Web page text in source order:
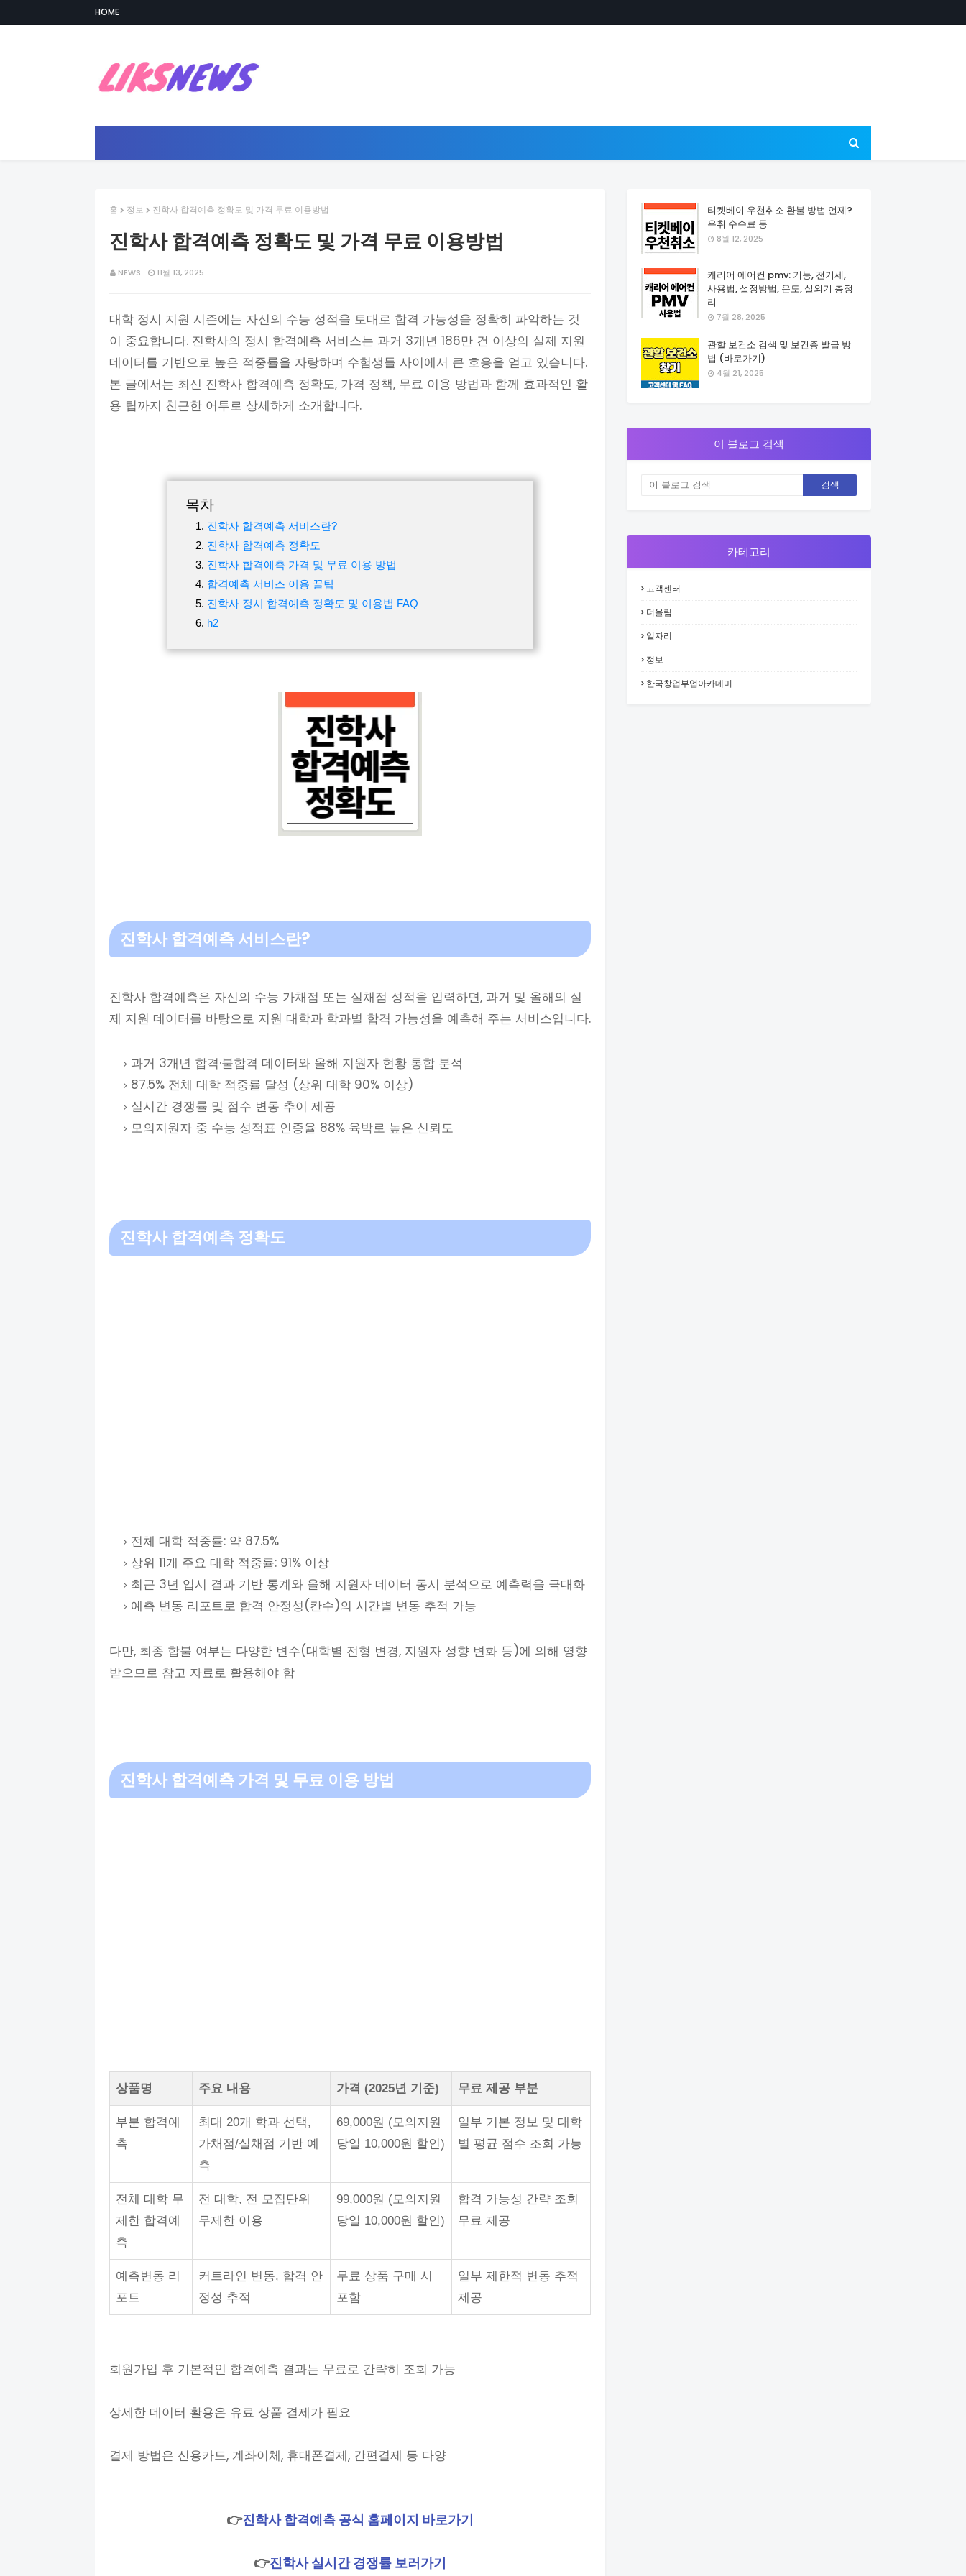
HOME
홈 정보 진학사 합격예측 정확도 및 가격 무료 이용방법
진학사 합격예측 정확도 및 가격 무료 이용방법
NEWS 11월 13, 2025
대학 정시 지원 시즌에는 자신의 수능 성적을 토대로 합격 가능성을 정확히 파악하는 것
이 중요합니다. 진학사의 정시 합격예측 서비스는 과거 3개년 186만 건 이상의 실제 지원
데이터를 기반으로 높은 적중률을 자랑하며 수험생들 사이에서 큰 호응을 얻고 있습니다.
본 글에서는 최신 진학사 합격예측 정확도, 가격 정책, 무료 이용 방법과 함께 효과적인 활
용 팁까지 친근한 어투로 상세하게 소개합니다.
목차
진학사 합격예측 서비스란?
진학사 합격예측 정확도
진학사 합격예측 가격 및 무료 이용 방법
합격예측 서비스 이용 꿀팁
진학사 정시 합격예측 정확도 및 이용법 FAQ
h2
진학사 합격예측 서비스란?
진학사 합격예측은 자신의 수능 가채점 또는 실채점 성적을 입력하면, 과거 및 올해의 실
제 지원 데이터를 바탕으로 지원 대학과 학과별 합격 가능성을 예측해 주는 서비스입니다.
과거 3개년 합격·불합격 데이터와 올해 지원자 현황 통합 분석
87.5% 전체 대학 적중률 달성 (상위 대학 90% 이상)
실시간 경쟁률 및 점수 변동 추이 제공
모의지원자 중 수능 성적표 인증율 88% 육박로 높은 신뢰도
진학사 합격예측 정확도
전체 대학 적중률: 약 87.5%
상위 11개 주요 대학 적중률: 91% 이상
최근 3년 입시 결과 기반 통계와 올해 지원자 데이터 동시 분석으로 예측력을 극대화
예측 변동 리포트로 합격 안정성(칸수)의 시간별 변동 추적 가능
다만, 최종 합불 여부는 다양한 변수(대학별 전형 변경, 지원자 성향 변화 등)에 의해 영향
받으므로 참고 자료로 활용해야 함
진학사 합격예측 가격 및 무료 이용 방법
상품명 주요 내용 가격 (2025년 기준) 무료 제공 부분
부분 합격예
측
최대 20개 학과 선택,
가채점/실채점 기반 예
측
69,000원 (모의지원
당일 10,000원 할인)
일부 기본 정보 및 대학
별 평균 점수 조회 가능
전체 대학 무
제한 합격예
측
전 대학, 전 모집단위
무제한 이용
99,000원 (모의지원
당일 10,000원 할인)
합격 가능성 간략 조회
무료 제공
예측변동 리
포트
커트라인 변동, 합격 안
정성 추적
무료 상품 구매 시
포함
일부 제한적 변동 추적
제공
회원가입 후 기본적인 합격예측 결과는 무료로 간략히 조회 가능
상세한 데이터 활용은 유료 상품 결제가 필요
결제 방법은 신용카드, 계좌이체, 휴대폰결제, 간편결제 등 다양
👉진학사 합격예측 공식 홈페이지 바로가기
👉진학사 실시간 경쟁률 보러가기
티켓베이 우천취소 환불 방법 언제?
우취 수수료 등
8월 12, 2025
캐리어 에어컨 pmv: 기능, 전기세,
사용법, 설정방법, 온도, 실외기 총정
리
7월 28, 2025
관할 보건소 검색 및 보건증 발급 방
법 (바로가기)
4월 21, 2025
이 블로그 검색
카테고리
고객센터
더올림
일자리
정보
한국창업부업아카데미